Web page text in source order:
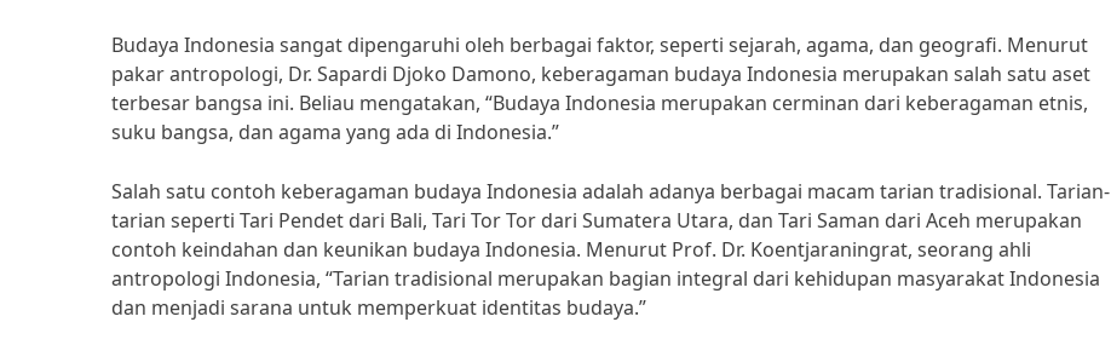
Budaya Indonesia sangat dipengaruhi oleh berbagai faktor, seperti sejarah, agama, dan geografi. Menurut
pakar antropologi, Dr. Sapardi Djoko Damono, keberagaman budaya Indonesia merupakan salah satu aset
terbesar bangsa ini. Beliau mengatakan, “Budaya Indonesia merupakan cerminan dari keberagaman etnis,
suku bangsa, dan agama yang ada di Indonesia.”
Salah satu contoh keberagaman budaya Indonesia adalah adanya berbagai macam tarian tradisional. Tarian-
tarian seperti Tari Pendet dari Bali, Tari Tor Tor dari Sumatera Utara, dan Tari Saman dari Aceh merupakan
contoh keindahan dan keunikan budaya Indonesia. Menurut Prof. Dr. Koentjaraningrat, seorang ahli
antropologi Indonesia, “Tarian tradisional merupakan bagian integral dari kehidupan masyarakat Indonesia
dan menjadi sarana untuk memperkuat identitas budaya.”